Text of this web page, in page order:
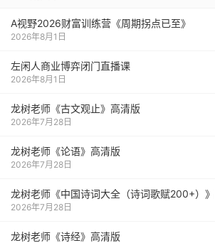
A视野2026财富训练营《周期拐点已至》
2026年8月1日
左闲人商业博弈闭门直播课
2026年8月1日
龙树老师《古文观止》高清版
2026年7月28日
龙树老师《论语》高清版
2026年7月28日
龙树老师《中国诗词大全（诗词歌赋200+）
2026年7月28日
龙树老师《诗经》高清版